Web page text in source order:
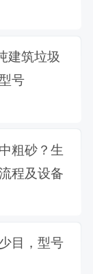
建筑垃圾
号
粗砂？生
程及设备
目，型号